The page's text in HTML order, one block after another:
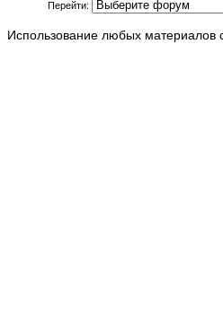
Перейти:
Использование любых материалов